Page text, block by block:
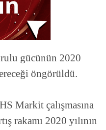
gücünün 2020
öngörüldü. ⠀
Markit çalışmasına
rakamı 2020 yılının